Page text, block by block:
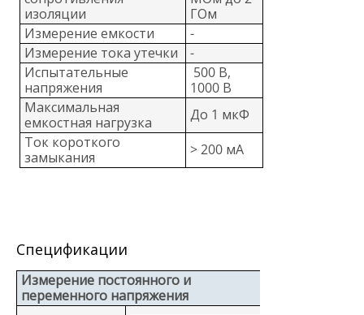
изоляции
ГОм
Измерение емкости
-
Измерение тока утечки
-
Испытательные
напряжения
500 В,
1000 В
Максимальная
емкостная нагрузка
До 1 мкФ
Ток короткого
замыкания
> 200 мА
Спецификации
Измерение постоянного и
переменного напряжения